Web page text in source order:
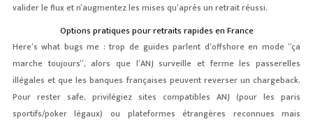
valider le flux et n’augmentez les mises qu’après un retrait réussi.
Options pratiques pour retraits rapides en France
Here’s what bugs me : trop de guides parlent d’offshore en mode “ça
marche toujours”, alors que l’ANJ surveille et ferme les passerelles
illégales et que les banques françaises peuvent reverser un chargeback.
Pour rester safe, privilégiez sites compatibles ANJ (pour les paris
sportifs/poker légaux) ou plateformes étrangères reconnues mais